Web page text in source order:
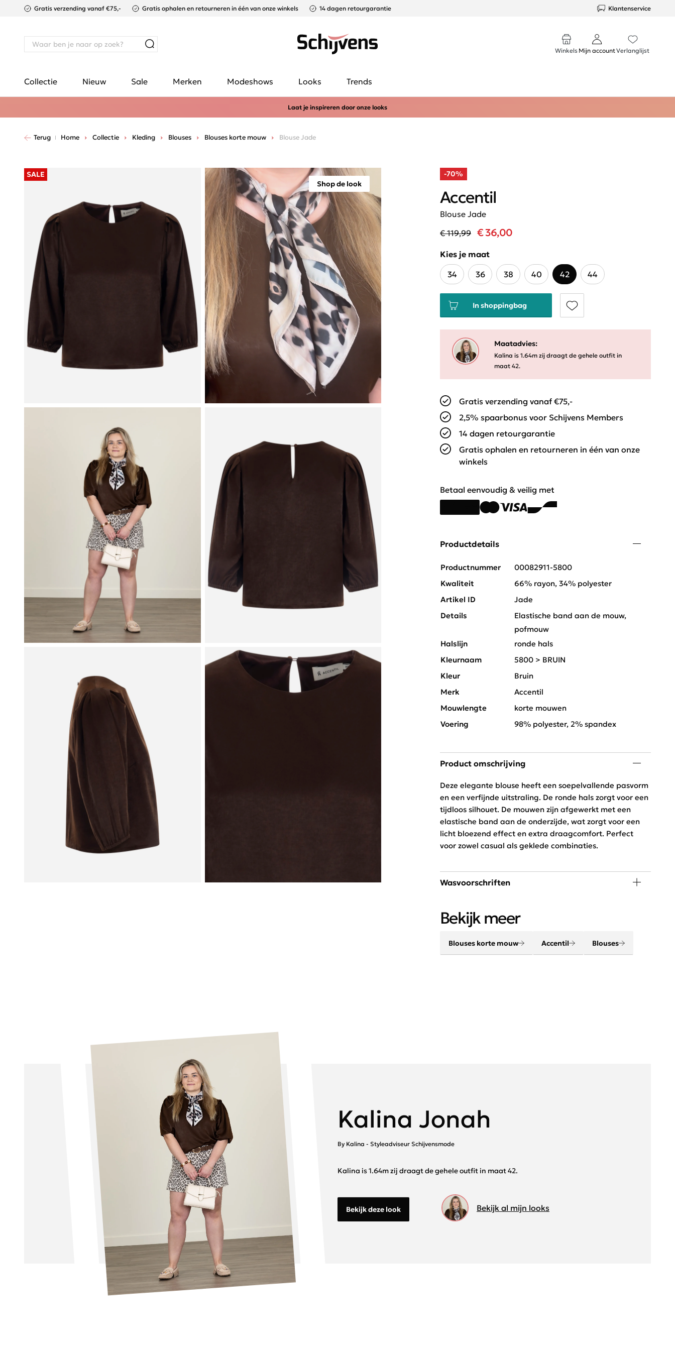
Gratis verzending vanaf €75,- Gratis ophalen en retourneren in één van onze winkels 14 dagen retourgarantie Klantenservice
Winkels Mijn accountVerlanglijst
Collectie Nieuw Sale Merken Modeshows Looks Trends
Laat je inspireren door onze looks
Terug Home Collectie Kleding Blouses Blouses korte mouw Blouse Jade
SALE
Shop de look
-70%
Blouse Jade
Accentil
€ 119,99 € 36,00
Kies je maat
34
36 38 40 42 44
In shoppingbag
Maatadvies:
Kalina is 1.64m zij draagt de gehele outfit in
maat 42.
Gratis verzending vanaf €75,-
2,5% spaarbonus voor Schijvens Members
14 dagen retourgarantie
Gratis ophalen en retourneren in één van onze
winkels
Betaal eenvoudig & veilig met
Productdetails
Productnummer
00082911-5800
Kwaliteit
66% rayon, 34% polyester
Artikel ID
Jade
Details
Elastische band aan de mouw,
pofmouw
Halslijn
ronde hals
Kleurnaam
5800 > BRUIN
Kleur
Bruin
Merk
Accentil
Mouwlengte
korte mouwen
Voering
98% polyester, 2% spandex
Product omschrijving
Deze elegante blouse heeft een soepelvallende pasvorm
en een verfijnde uitstraling. De ronde hals zorgt voor een
tijdloos silhouet. De mouwen zijn afgewerkt met een
elastische band aan de onderzijde, wat zorgt voor een
licht bloezend effect en extra draagcomfort. Perfect
voor zowel casual als geklede combinaties.
Wasvoorschriften
Bekijk meer
Blouses korte mouw Accentil Blouses
Kalina Jonah
By Kalina - Styleadviseur Schijvensmode
Kalina is 1.64m zij draagt de gehele outfit in maat 42.
Bekijk deze look Bekijk al mijn looks